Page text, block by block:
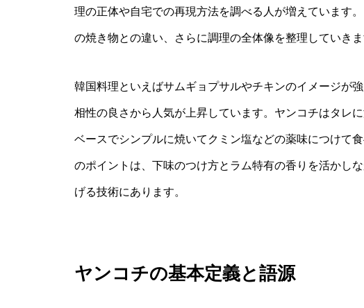
理の正体や自宅での再現方法を調べる人が増えています
の焼き物との違い、さらに調理の全体像を整理していきま
韓国料理といえばサムギョプサルやチキンのイメージが
相性の良さから人気が上昇しています。ヤンコチはタレ
ベースでシンプルに焼いてクミン塩などの薬味につけて
のポイントは、下味のつけ方とラム特有の香りを活かし
げる技術にあります。
ヤンコチの基本定義と語源